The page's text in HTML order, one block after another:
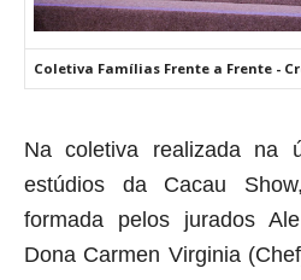
Coletiva Famílias Frente a Frente -
Na coletiva realizada na
estúdios da Cacau
formada pelos jurados
Dona Carmen Virginia